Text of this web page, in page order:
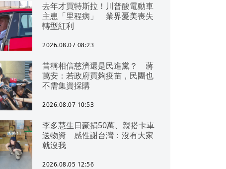
去年才買特斯拉！川普酸電動車
主患「里程病」 業界憂美喪失
轉型紅利
2026.08.07 08:23
昔稱相信慈濟還是民進黨？ 蔣
萬安：若政府買夠疫苗，民團也
不需集資採購
2026.08.07 10:53
李多慧生日豪捐50萬、親搭卡車
送物資 感性謝台灣：沒有大家
就沒我
2026.08.05 12:56